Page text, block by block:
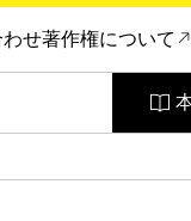
わせ著作権について